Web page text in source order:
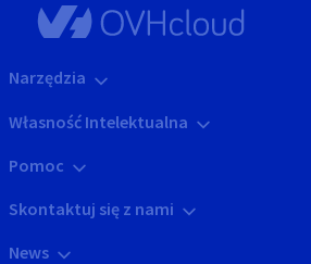
Narzędzia
Własność Intelektualna
Pomoc
Skontaktuj się z nami
News